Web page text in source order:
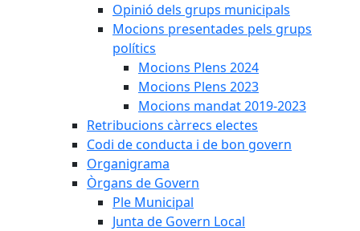
Opinió dels grups municipals
Mocions presentades pels grups
polítics
Mocions Plens 2024
Mocions Plens 2023
Mocions mandat 2019-2023
Retribucions càrrecs electes
Codi de conducta i de bon govern
Organigrama
Òrgans de Govern
Ple Municipal
Junta de Govern Local